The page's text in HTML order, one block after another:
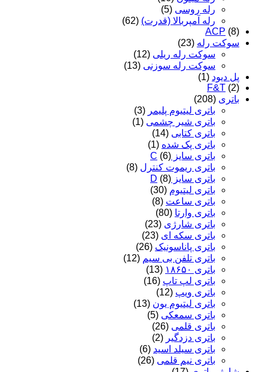
رله روسی (5)
رله آمپربالا (قدرت) (62)
ACP (8)
سوکت رله (23)
سوکت رله ریلی (12)
سوکت رله سوزنی (13)
پل دیود (1)
F&T (2)
باتری (208)
باتری لیتیوم پلیمر (3)
باتری شیر چشمی (1)
باتری کتابی (14)
باتری پک شده (1)
باتری سایز C (6)
باتری ریموت کنترل (8)
باتری سایز D (8)
باتری لیتیوم (30)
باتری ساعت (8)
باتری وارتا (80)
باتری شارژی (23)
باتری سکه ای (23)
باتری پاناسونیک (26)
باتری تلفن بی سیم (12)
باتری ۱۸۶۵۰
(13)
باتری لپ تاپ (16)
باتری ویپ (12)
باتری لیتیوم یون (13)
باتری سمعکی (5)
باتری قلمی (26)
باتری دزدگیر (2)
باتری سیلد اسید (6)
باتری نیم قلمی (26)